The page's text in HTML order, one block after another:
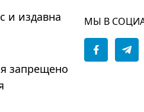
и издавна
запрещено
МЫ В